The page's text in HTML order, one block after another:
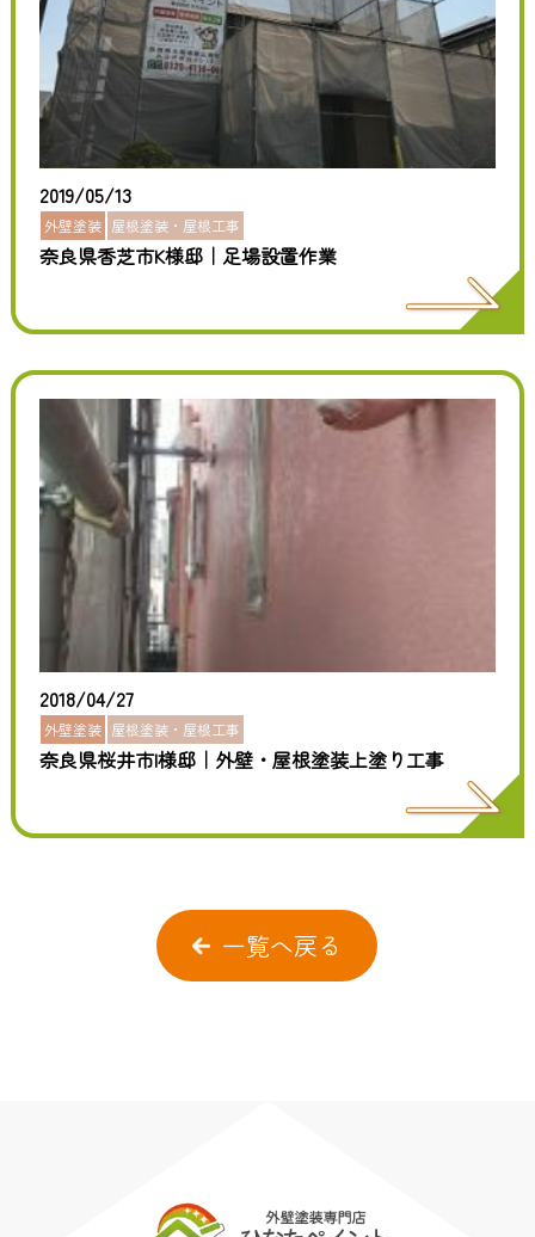
2019/05/13
外壁塗装 屋根塗装・屋根工事
奈良県香芝市K様邸｜足場設置作業
2018/04/27
外壁塗装 屋根塗装・屋根工事
奈良県桜井市I様邸｜外壁・屋根塗装上塗り工事
一覧へ戻る